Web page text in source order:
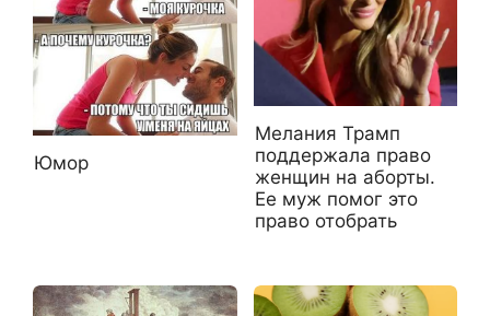
Юмор
Мелания Трамп
поддержала право
женщин на аборты.
Ее муж помог это
право отобрать